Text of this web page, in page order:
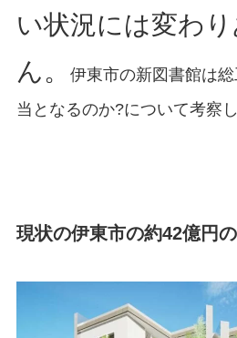
い状況には変わ
ん。
伊東市の新図書館は
当となるのか?について考察し
現状の伊東市の約42億円